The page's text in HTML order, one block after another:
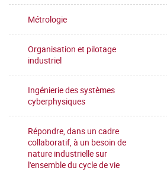
Métrologie
Organisation et pilotage
industriel
Ingénierie des systèmes
cyberphysiques
Répondre, dans un cadre
collaboratif, à un besoin de
nature industrielle sur
l'ensemble du cycle de vie